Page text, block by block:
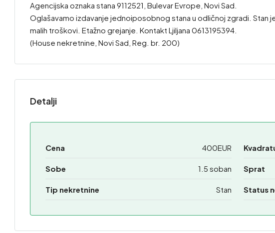
Agencijska oznaka stana 9112521, Bulevar Evrope, Novi Sad.
Oglašavamo izdavanje jednoiposobnog stana u odličnoj zgradi. Stan
malih troškovi. Etažno grejanje. Kontakt Ljiljana 0613195394.
(House nekretnine, Novi Sad, Reg. br. 200)
Detalji
Cena 400EUR
Sobe 1.5 soban Sprat
Tip nekretnine Stan Status